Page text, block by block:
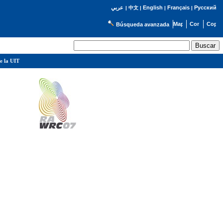
عربي | 中文| English | Français| Русский
Búsqueda avanzada
la UIT